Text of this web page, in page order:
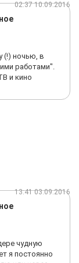
02:37 10.09.2016
(!) ночью, в
работами".
и кино
13:41 03.09.2016
чудную
я постоянно